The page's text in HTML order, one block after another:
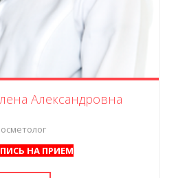
Александровна
НА ПРИЕМ